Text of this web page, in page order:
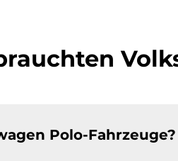
Polo-Fahrzeuge?